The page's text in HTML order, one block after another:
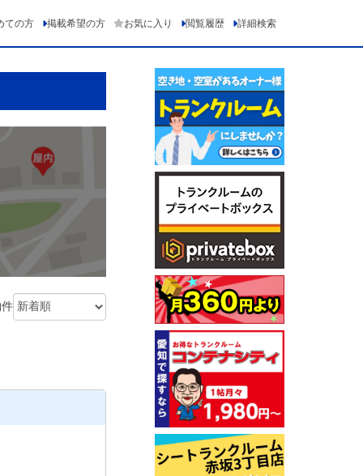
ての方 掲載希望の方 お気に入り 閲覧履歴 詳細検索